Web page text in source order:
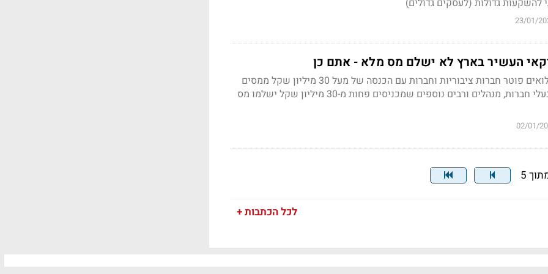
להשקעות גדולות (לעסקים גדולים)
23/01/
העשיר בארץ לא ישלם מס מלא - אתם כן
חוק המיסוי על רווחים כלואים פוטר חברות ציבוריות וחברות עם הכנסה של מעל 30 מיליון שקל ממסים
בשעה שחברות קטנות ובעלי חברות, מנהלים ורבים נוספים שמכניסים פחות מ-30 מיליון שקל ישלמו מס
02/01/
לכל הכתבות +